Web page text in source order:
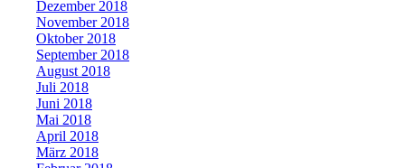
Dezember 2018
November 2018
Oktober 2018
September 2018
August 2018
Juli 2018
Juni 2018
Mai 2018
April 2018
März 2018